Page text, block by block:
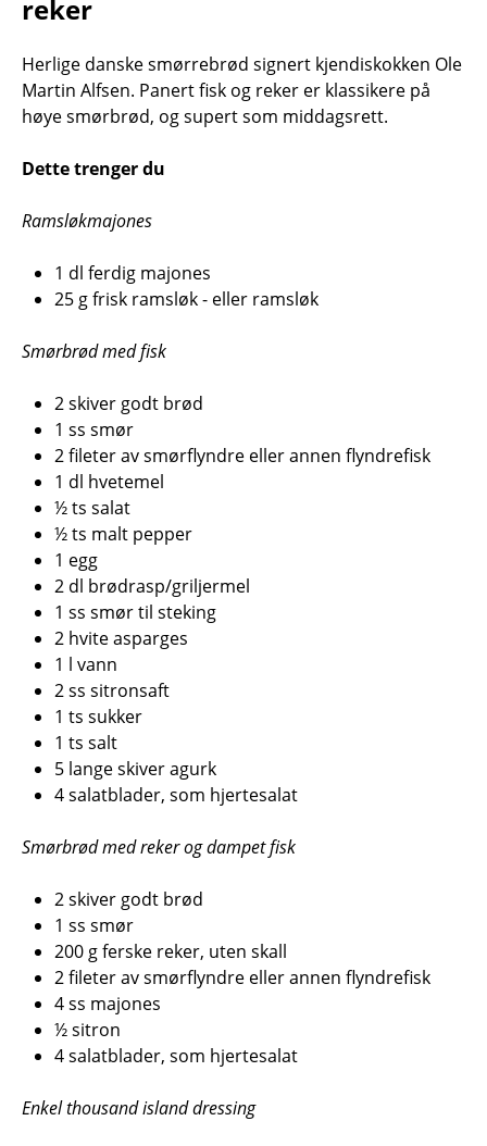
reker
Herlige danske smørrebrød signert kjendiskokken Ole
Martin Alfsen. Panert fisk og reker er klassikere på
høye smørbrød, og supert som middagsrett.
Dette trenger du
Ramsløkmajones
1 dl ferdig majones
25 g frisk ramsløk - eller ramsløk
Smørbrød med fisk
2 skiver godt brød
1 ss smør
2 fileter av smørflyndre eller annen flyndrefisk
1 dl hvetemel
½ ts salat
½ ts malt pepper
1 egg
2 dl brødrasp/griljermel
1 ss smør til steking
2 hvite asparges
1 l vann
2 ss sitronsaft
1 ts sukker
1 ts salt
5 lange skiver agurk
4 salatblader, som hjertesalat
Smørbrød med reker og dampet fisk
2 skiver godt brød
1 ss smør
200 g ferske reker, uten skall
2 fileter av smørflyndre eller annen flyndrefisk
4 ss majones
½ sitron
4 salatblader, som hjertesalat
Enkel thousand island dressing